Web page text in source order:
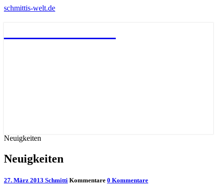
schmittis-welt.de
Neuigkeiten
Neuigkeiten
27. März 2013 Schmitti Kommentare 0 Kommentare